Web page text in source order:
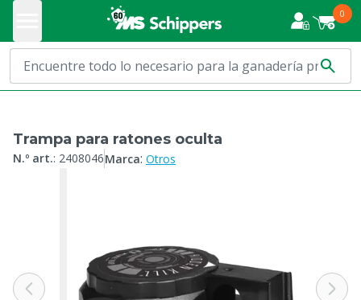
0
Trampa para ratones oculta
N.º art.: 2408046Marca: Otros